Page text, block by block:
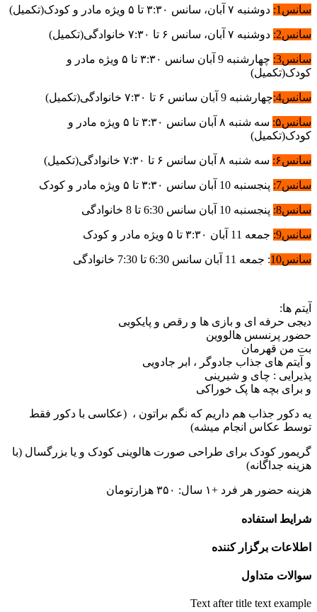
دوشنبه ۷ آبان، سانس ۳:۳۰ تا ۵ ویژه مادر و کودک(تکمیل)
دوشنبه ۷ آبان، سانس ۶ تا ۷:۳۰ خانوادگی(تکمیل)
چهارشنبه 9 آبان سانس ۳:۳۰ تا ۵ ویژه مادر و
چهارشنبه 9 آبان سانس ۶ تا ۷:۳۰ خانوادگی(تکمیل)
سه شنبه ۸ آبان سانس ۳:۳۰ تا ۵ ویژه مادر و
سه شنبه ۸ آبان سانس ۶ تا ۷:۳۰ خانوادگی(تکمیل)
پنجسنبه 10 آبان سانس ۳:۳۰ تا ۵ ویژه مادر و کودک
پنجسنبه 10 آبان سانس 6:30 تا 8 خانوادگی
جمعه 11 آبان ۳:۳۰ تا ۵ ویژه مادر و کودک
: جمعه 11 آبان سانس 6:30 تا 7:30 خانوادگی
ها:
حرفه ای و بازی ها و رقص و پایکوبی
پرنسس هالووین
من قهرمان
آیتم های جذاب جادوگر ، ابر جادویی
: چای و شیرینی
برای بچه ها پک خوراکی
دکور جذاب هم داریم که نگم براتون ، (عکاسی با دکور فقط
عکاس انجام میشه)
کودک برای طراحی صورت هالوینی کودک و یا بزرگسال (با
جداگانه)
حضور هر فرد +۱ سال: ۳۵۰ هزارتومان
استفاده
برگزار کننده
متداول
Text after title text